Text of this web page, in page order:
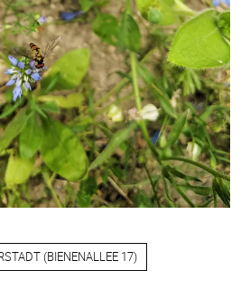
(BIENENALLEE 17)